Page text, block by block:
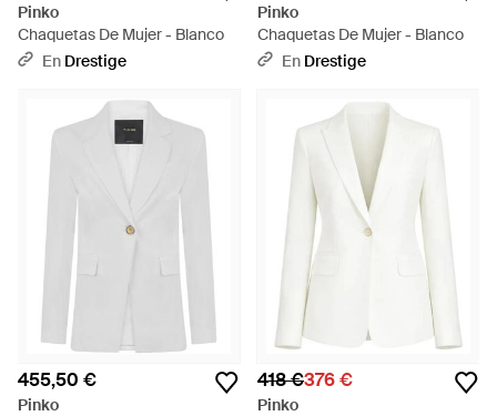
Pinko
Chaquetas De Mujer - Blanco
En Drestige
Pinko
Chaquetas De Mujer - Blanco
En Drestige
455,50 €
Pinko
418 €376 €
Pinko